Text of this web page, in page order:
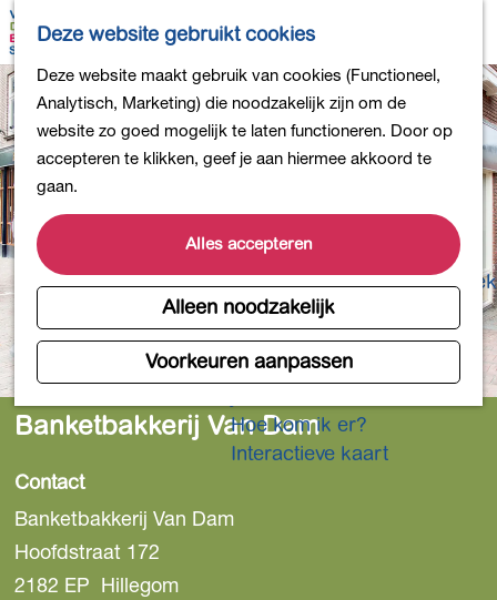
Deze website gebruikt cookies
Deze website maakt gebruik van cookies (Functioneel,
Analytisch, Marketing) die noodzakelijk zijn om de
website zo goed mogelijk te laten functioneren. Door op
accepteren te klikken, geef je aan hiermee akkoord te
gaan.
Alles accepteren
Alleen noodzakelijk
Voorkeuren aanpassen
G
a
n
a
a
r
d
h
o
m
e
K
a
r
t
Z
e
k
e
n
e
n
u
Bollen en Bloemen
Uit eten
DB4daagse - Inschrijven
Kinderactiviteiten
De natuur in
Musea en meer
Producten uit de Bollenstreek
Gezond en actief
Overnachten
Hoe kom ik er?
Interactieve kaart
Banketbakkerij Van Dam
Contact
Banketbakkerij Van Dam
Hoofdstraat 172
2182 EP Hillegom